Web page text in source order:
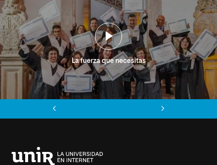
La fuerza que necesitas